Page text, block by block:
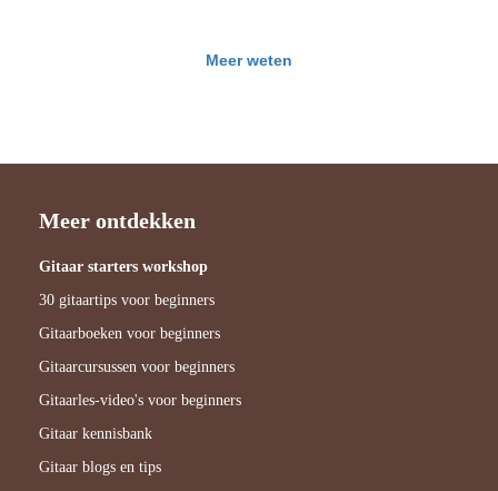
Meer weten
Meer ontdekken
Gitaar starters workshop
30 gitaartips voor beginners
Gitaarboeken voor beginners
Gitaarcursussen voor beginners
Gitaarles-video's voor beginners
Gitaar kennisbank
Gitaar blogs en tips